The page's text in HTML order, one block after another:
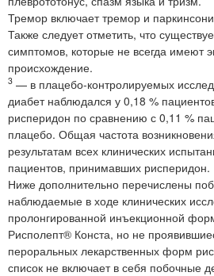
Тремор включает тремор и
Также следует отметить, что
симптомов, которые не всегда имеют
происхождение.
3 — в плацебо-контролируемых
диабет наблюдался у 0,18 %
рисперидон по сравнению с 0,11 %
плацебо. Общая частота
результатам всех клинических
пациентов, принимавших рисперидон.
Ниже дополнительно перечислены
наблюдаемые в ходе клинических
пролонгированной инъекционной
Рисполепт® Конста, но не
пероральных лекарственных форм
список не включает в себя побочные